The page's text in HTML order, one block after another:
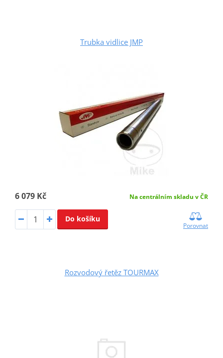
Trubka vidlice JMP
6 079 Kč Na centrálním skladu v ČR
Do košíku
Porovnat
Rozvodový řetěz TOURMAX